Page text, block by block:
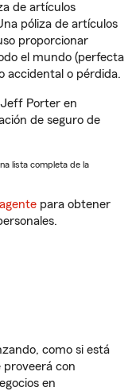
de artículos
póliza de artículos
proporcionar
el mundo (perfecta
accidental o pérdida.
Porter en
de seguro de
lista completa de la
para obtener
como si está
con
en